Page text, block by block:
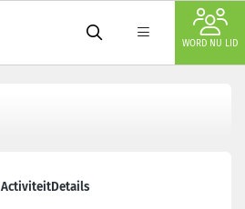
WORD NU LID
ActiviteitDetails